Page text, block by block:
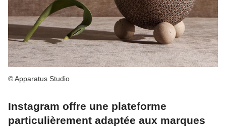
© Apparatus Studio
Instagram offre une plateforme
particulièrement adaptée aux marques